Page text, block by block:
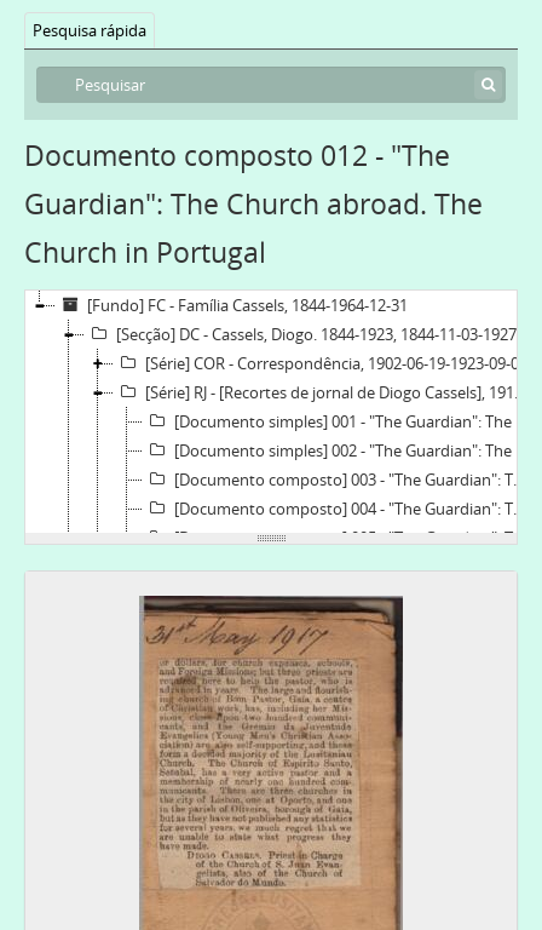
Pesquisa rápida
Documento composto 012 - "The
Guardian": The Church abroad. The
Church in Portugal
[Fundo] FC - Família Cassels, 1844-1964-12-31
[Secção] DC - Cassels, Diogo. 1844-1923, 1844-11-03-1927-08-22
[Série] COR - Correspondência, 1902-06-19-1923-09-07
[Série] RJ - [Recortes de jornal de Diogo Cassels], 1911-02-10-1923-09-07
[Documento simples] 001 - "The Guardian": The Lusitanian Church - Election of a Bishop, 1922-09-29
[Documento simples] 002 - "The Guardian": The Lusitanian Church, 1923-09-07
[Documento composto] 003 - "The Guardian": The Lusitanian Church, Catholic, Apostolic, Evangelical; The Church Abroad. Progress of the Lusitanian Church, 1922-03-03
[Documento composto] 004 - "The Guardian": The Lusitanian Church, Catholic, Apostolic, Evangelical; A Lusitanian memorial service from a correspondant, 1921-04-29-1921-09-16
[Documento composto] 005 - "The Guardian": The Lusitanian Church, 1911-02-10
[Documento composto] 006 - "The Guardian": The Church Abroad, 1915-04-15
[Documento simples] 007 - "The Guardian": The Lusitanian Church, Catholic, Apostolic, Evangelical, 1915-07-08
[Documento simples] 008 - The Lusitanian Church, Catholic, Apostolic, Evangelical (opportunities of extension), 1915-08-12
[Documento composto] 009 - "The Guardian": The Church of Portugal; The Church abroad, 1916-01-13-1917-02-22
[Documento simples] 010 - "The Guardian": The Lusitanian Church, 1916-03-23
[Documento composto] 011 - "The Guardian": The Lusitanian Church, 1917-03-15-1917-11-22
[Documento composto] 012 - "The Guardian": The Church abroad. The Church in Portugal, 1917-05-31-1917-08-23
[Documento composto] 013 - "The Guardian": The Lusitanian Church, 1918-02-28-1919-03-06
[Documento simples] 014 - "The Guardian": The progress of the Lusitanian Church, 1919-09-11
[Documento composto] 015 - "The Guardian": The Lusitanian Church, 1919-12-04
[Série] PO - Prémios oferecidos por Diogo Cassels, 1921-12
[Série] CT - Certidões do testamento de Diogo Cassels, 1924-03-22-1924-11-25
[Secção] MC - Cassels, Margaret Kennedy. 1872-1963, 1887-12-1964-12-31